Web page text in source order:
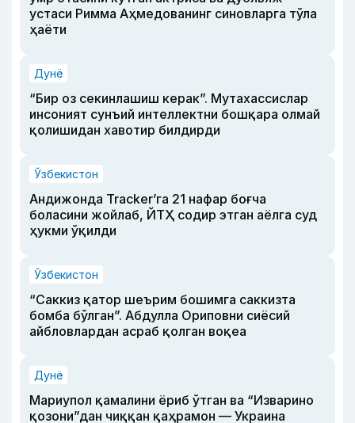
устаси Римма Аҳмедованинг синовларга тўла
ҳаёти
Дунё
“Бир оз секинлашиш керак”. Мутахассислар
инсоният сунъий интеллектни бошқара олмай
қолишидан хавотир билдирди
Ўзбекистон
Андижонда Tracker’га 21 нафар боғча
боласини жойлаб, ЙТҲ содир этган аёлга суд
ҳукми ўқилди
Ўзбекистон
“Саккиз қатор шеърим бошимга саккизта
бомба бўлган”. Абдулла Ориповни сиёсий
айбловлардан асраб қолган воқеа
Дунё
Мариупол қамалини ёриб ўтган ва “Изварино
қозони”дан чиққан қаҳрамон — Украина